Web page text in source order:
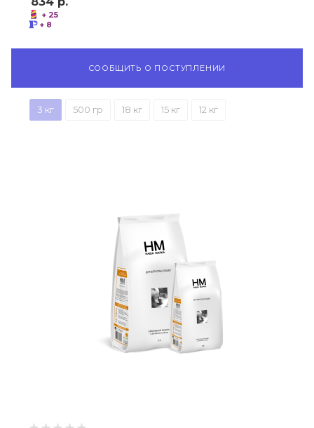
+ 25
+ 8
СООБЩИТЬ О ПОСТУПЛЕНИИ
3 кг 500 гр 18 кг 15 кг 12 кг